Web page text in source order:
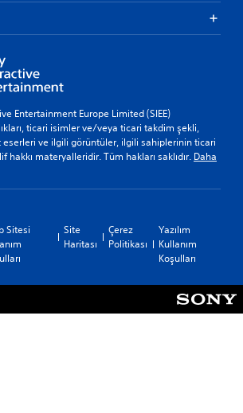
Entertainment Europe Limited (SIEE)
ticari isimler ve/veya ticari takdim şekli,
ve ilgili görüntüler, ilgili sahiplerinin ticari
hakkı materyalleridir. Tüm hakları saklıdır. Daha
Sitesi
Site
Haritası
Çerez
Politikası
Yazılım
Kullanım
Koşulları